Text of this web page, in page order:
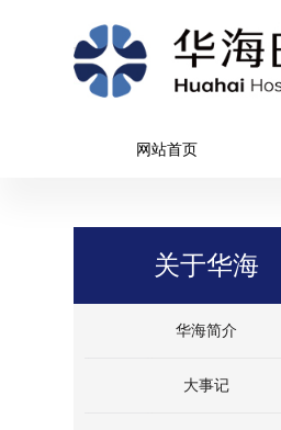
网站首页
关于华海
华海简介
大事记